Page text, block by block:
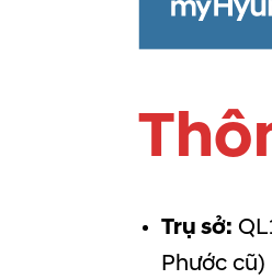
Trụ sở:
Phước cũ)